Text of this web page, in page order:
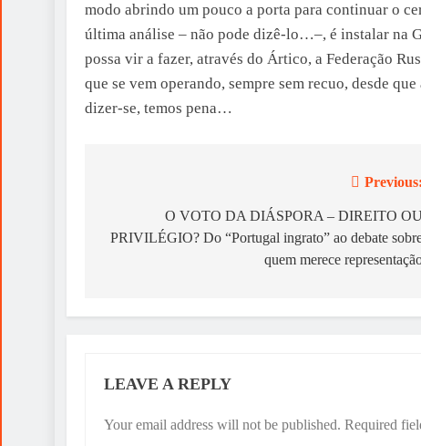
modo abrindo um pouco a porta para continuar o
última análise – não pode dizê-lo…–, é instalar na
possa vir a fazer, através do Ártico, a Federação
que se vem operando, sempre sem recuo, desde
dizer-se, temos pena…
navigation
Previous:
O VOTO DA DIÁSPORA – DIREITO OU
PRIVILÉGIO? Do “Portugal ingrato” ao debate
quem merece
LEAVE A REPLY
Your email address will not be published. Required